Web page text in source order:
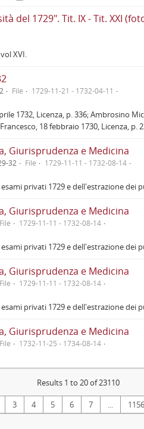
del 1729". Tit. IX - Tit. XXI
XVI.
File
1729-11-21 - 1732-04-11
1732, Licenza, p. 336; Ambrosino
18 febbraio 1730, Licenza, p.
Giurisprudenza e Medicina
32 File
1729-11-11 - 1732-08-14
privati 1729 e dell'estrazione dei
Giurisprudenza e Medicina
File
1729-11-11 - 1732-08-14
privati 1729 e dell'estrazione dei
Giurisprudenza e Medicina
File
1729-11-11 - 1732-08-14
privati 1729 e dell'estrazione dei
Giurisprudenza e Medicina
File
1732-11-25 - 1734-08-14
Results 1 to 20 of 23110
3 4 5 6 7 ... 1156